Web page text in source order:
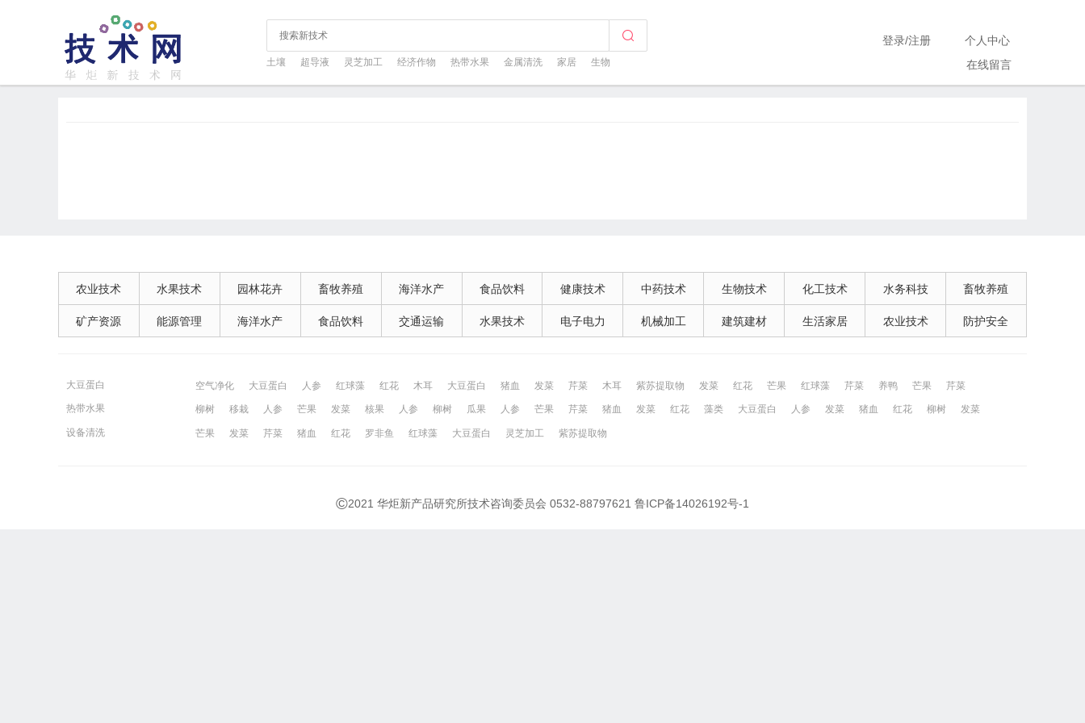
土壤 超导液 灵芝加工 经济作物 热带水果 金属清洗 家居 生物
登录/注册
个人中心
在线留言
农业技术 水果技术 园林花卉 畜牧养殖 海洋水产 食品饮料 健康技术 中药技术 生物技术 化工技术 水务科技 畜牧养殖
矿产资源 能源管理 海洋水产 食品饮料 交通运输 水果技术 电子电力 机械加工 建筑建材 生活家居 农业技术 防护安全
大豆蛋白 空气净化 大豆蛋白 人参 红球藻 红花 木耳 大豆蛋白 猪血 发菜 芹菜 木耳 紫苏提取物 发菜 红花 芒果 红球藻 芹菜 养鸭 芒果
芹菜
热带水果
柳树 移栽 人参 芒果 发菜 核果 人参 柳树 瓜果 人参 芒果 芹菜 猪血 发菜 红花 藻类 大豆蛋白 人参 发菜 猪血 红花 柳树
发菜
设备清洗 芒果 发菜 芹菜 猪血 红花 罗非鱼 红球藻 大豆蛋白 灵芝加工 紫苏提取物
©2021 华炬新产品研究所技术咨询委员会 0532-88797621 鲁ICP备14026192号-1